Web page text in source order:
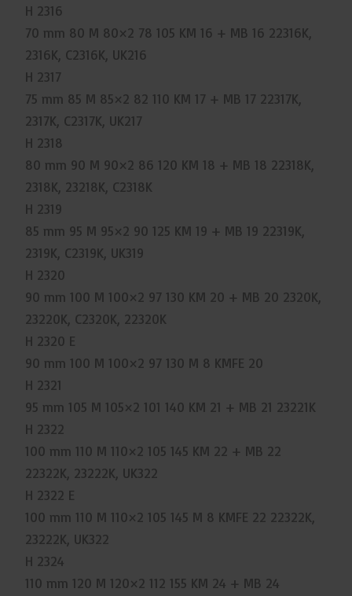
H 2316
70 mm 80 M 80×2 78 105 KM 16 + MB 16 22316K,
2316K, C2316K, UK216
H 2317
75 mm 85 M 85×2 82 110 KM 17 + MB 17 22317K,
2317K, C2317K, UK217
H 2318
80 mm 90 M 90×2 86 120 KM 18 + MB 18 22318K,
2318K, 23218K, C2318K
H 2319
85 mm 95 M 95×2 90 125 KM 19 + MB 19 22319K,
2319K, C2319K, UK319
H 2320
90 mm 100 M 100×2 97 130 KM 20 + MB 20 2320K,
23220K, C2320K, 22320K
H 2320 E
90 mm 100 M 100×2 97 130 M 8 KMFE 20
H 2321
95 mm 105 M 105×2 101 140 KM 21 + MB 21 23221K
H 2322
100 mm 110 M 110×2 105 145 KM 22 + MB 22
22322K, 23222K, UK322
H 2322 E
100 mm 110 M 110×2 105 145 M 8 KMFE 22 22322K,
23222K, UK322
H 2324
110 mm 120 M 120×2 112 155 KM 24 + MB 24